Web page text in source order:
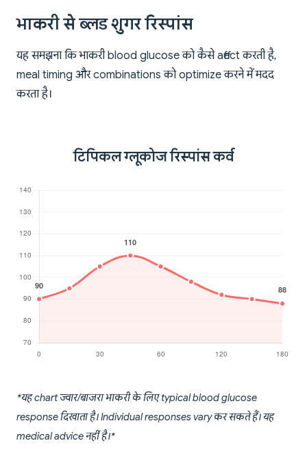
भाकरी से ब्लड शुगर रिस्पांस
यह समझना कि भाकरी blood glucose को कैसे affect करती है,
meal timing और combinations को optimize करने में मदद
करता है।
टिपिकल ग्लूकोज रिस्पांस कर्व
*यह chart ज्वार/बाजरा भाकरी के लिए typical blood glucose
response दिखाता है। Individual responses vary कर सकते हैं। यह
medical advice नहीं है।*